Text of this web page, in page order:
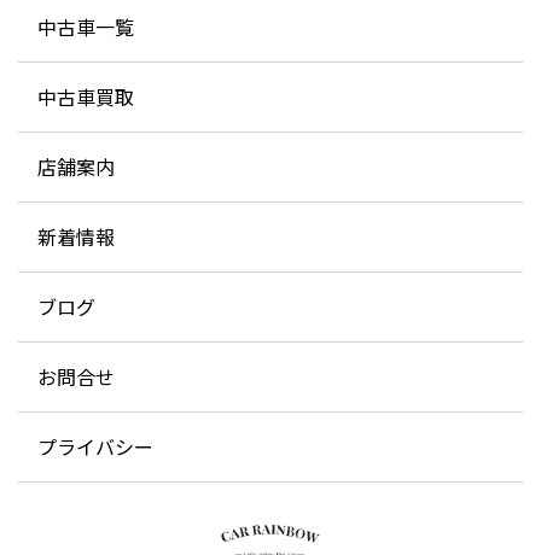
中古車一覧
中古車買取
店舗案内
新着情報
ブログ
お問合せ
プライバシー